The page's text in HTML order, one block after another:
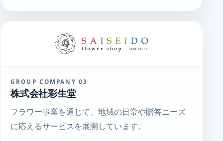
GROUP COMPANY 03
株式会社彩生堂
フラワー事業を通じて、地域の日常や贈答ニーズ
に応えるサービスを展開しています。